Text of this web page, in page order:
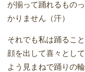
が揃って踊れるもの
かりません（汗）
それでも私は踊るこ
顔を出して喜々とし
よう見まねで踊りの